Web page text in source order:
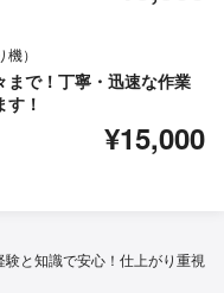
）
まで！丁寧・迅速な作業
！
¥15,000
験と知識で安心！仕上がり重視